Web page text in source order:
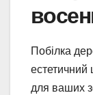
Побілка
естетичний
для ваших